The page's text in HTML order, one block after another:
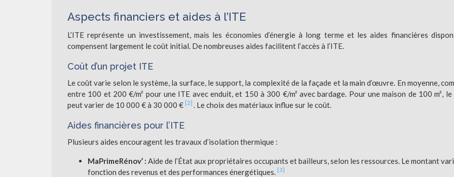
Aspects financiers et aides à l’ITE
L’ITE représente un investissement, mais les économies d’énergie à long terme et les aides financières
compensent largement le coût initial. De nombreuses aides facilitent l’accès à l’ITE.
Coût d’un projet ITE
Le coût varie selon le système, la surface, le support, la complexité de la façade et la main d’œuvre. En moyenne,
entre 100 et 200 €/m² pour une ITE avec enduit, et 150 à 300 €/m² avec bardage. Pour une maison de 100 m²,
peut varier de 10 000 € à 30 000 € [2] . Le choix des matériaux influe sur le coût.
Aides financières pour l’ITE
Plusieurs aides encouragent les travaux d’isolation thermique :
MaPrimeRénov’ : Aide de l’État aux propriétaires occupants et bailleurs, selon les ressources. Le montant
fonction des revenus et des performances énergétiques. [3]